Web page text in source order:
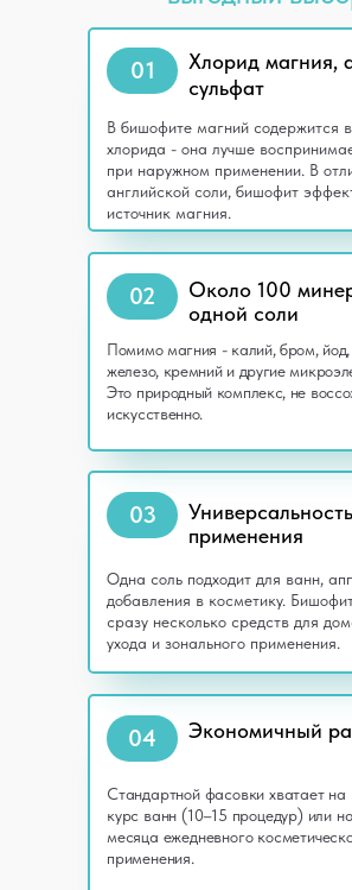
Экономичный
Стандартной фасовки хватает на
курс ванн (10–15 процедур) или
месяца ежедневного
применения.
Универсальность
применения
Одна соль подходит для ванн,
добавления в косметику.
сразу несколько средств для
ухода и зонального применения.
Хлорид магния,
сульфат
В бишофите магний содержится
хлорида - она лучше
при наружном применении. В
английской соли, бишофит
источник магния.
Около 100
одной соли
Помимо магния - калий, бром, йод,
железо, кремний и другие
Это природный комплекс, не
искусственно.
04
03
02
01